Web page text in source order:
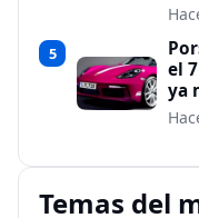
5
el
ya
Temas del